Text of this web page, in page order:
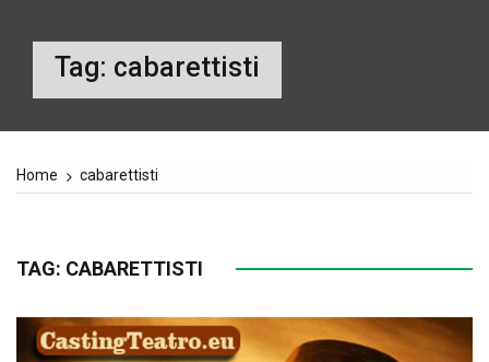
Tag: cabarettisti
Home cabarettisti
TAG: CABARETTISTI